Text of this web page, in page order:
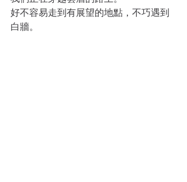
好不容易走到有展望的地點，不巧遇到
白牆。